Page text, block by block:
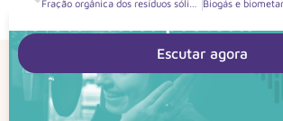
Escutar agora